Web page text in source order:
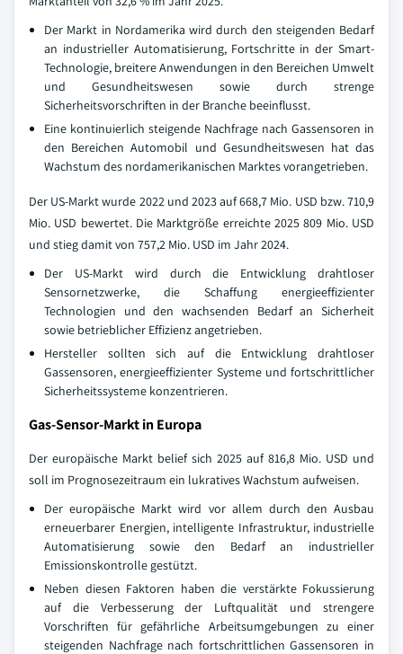
Der Markt in Nordamerika wird durch den steigenden Bedarf
an industrieller Automatisierung, Fortschritte in der Smart-
Technologie, breitere Anwendungen in den Bereichen Umwelt
und Gesundheitswesen sowie durch strenge
Sicherheitsvorschriften in der Branche beeinflusst.
Eine kontinuierlich steigende Nachfrage nach Gassensoren in
den Bereichen Automobil und Gesundheitswesen hat das
Wachstum des nordamerikanischen Marktes vorangetrieben.
Der US-Markt wurde 2022 und 2023 auf 668,7 Mio. USD bzw. 710,9
Mio. USD bewertet. Die Marktgröße erreichte 2025 809 Mio. USD
und stieg damit von 757,2 Mio. USD im Jahr 2024.
Der US-Markt wird durch die Entwicklung drahtloser
Sensornetzwerke, die Schaffung energieeffizienter
Technologien und den wachsenden Bedarf an Sicherheit
sowie betrieblicher Effizienz angetrieben.
Hersteller sollten sich auf die Entwicklung drahtloser
Gassensoren, energieeffizienter Systeme und fortschrittlicher
Sicherheitssysteme konzentrieren.
Gas-Sensor-Markt in Europa
Der europäische Markt belief sich 2025 auf 816,8 Mio. USD und
soll im Prognosezeitraum ein lukratives Wachstum aufweisen.
Der europäische Markt wird vor allem durch den Ausbau
erneuerbarer Energien, intelligente Infrastruktur, industrielle
Automatisierung sowie den Bedarf an industrieller
Emissionskontrolle gestützt.
Neben diesen Faktoren haben die verstärkte Fokussierung
auf die Verbesserung der Luftqualität und strengere
Vorschriften für gefährliche Arbeitsumgebungen zu einer
steigenden Nachfrage nach fortschrittlichen Gassensoren in